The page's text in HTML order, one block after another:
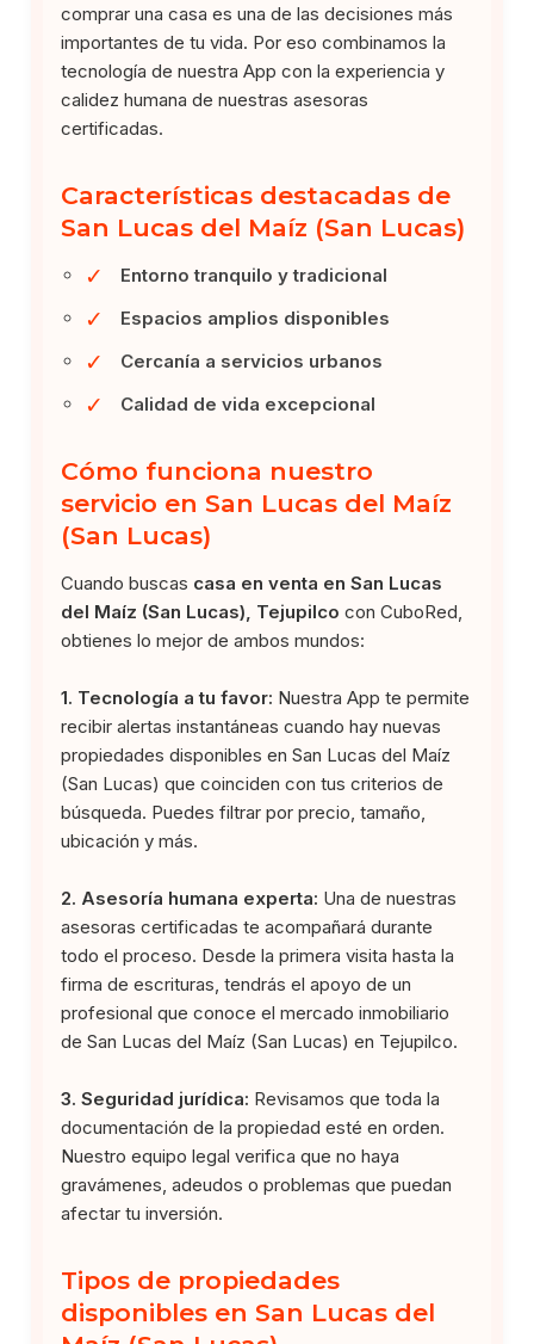
comprar una casa es una de las decisiones más
importantes de tu vida. Por eso combinamos la
tecnología de nuestra App con la experiencia y
calidez humana de nuestras asesoras
certificadas.
Características destacadas de
San Lucas del Maíz (San Lucas)
✓ Entorno tranquilo y tradicional
✓ Espacios amplios disponibles
✓ Cercanía a servicios urbanos
✓ Calidad de vida excepcional
Cómo funciona nuestro
servicio en San Lucas del Maíz
(San Lucas)
Cuando buscas casa en venta en San Lucas
del Maíz (San Lucas), Tejupilco con CuboRed,
obtienes lo mejor de ambos mundos:
1. Tecnología a tu favor: Nuestra App te permite
recibir alertas instantáneas cuando hay nuevas
propiedades disponibles en San Lucas del Maíz
(San Lucas) que coinciden con tus criterios de
búsqueda. Puedes filtrar por precio, tamaño,
ubicación y más.
2. Asesoría humana experta: Una de nuestras
asesoras certificadas te acompañará durante
todo el proceso. Desde la primera visita hasta la
firma de escrituras, tendrás el apoyo de un
profesional que conoce el mercado inmobiliario
de San Lucas del Maíz (San Lucas) en Tejupilco.
3. Seguridad jurídica: Revisamos que toda la
documentación de la propiedad esté en orden.
Nuestro equipo legal verifica que no haya
gravámenes, adeudos o problemas que puedan
afectar tu inversión.
Tipos de propiedades
disponibles en San Lucas del